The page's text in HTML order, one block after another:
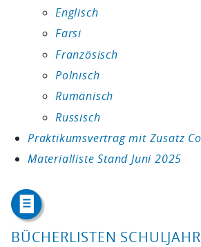
Englisch
Farsi
Französisch
Polnisch
Rumänisch
Russisch
Praktikumsvertrag mit Zusatz
Materialliste Stand Juni 2025
BÜCHERLISTEN